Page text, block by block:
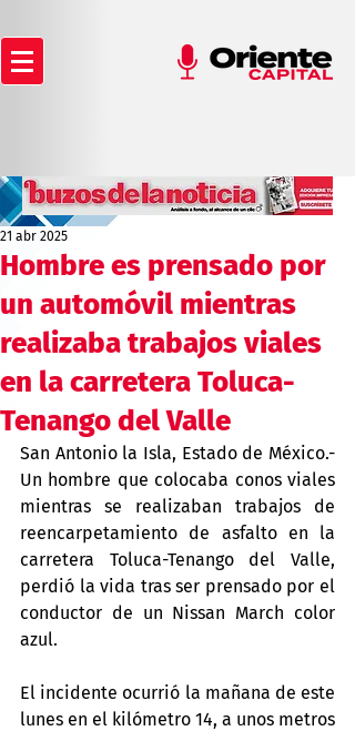
Hombre es prensado por
un automóvil mientras
realizaba trabajos viales
en la carretera Toluca-
Tenango del Valle
21 abr 2025
San Antonio la Isla, Estado de México.-
Un hombre que colocaba conos viales
mientras se realizaban trabajos de
reencarpetamiento de asfalto en la
carretera Toluca-Tenango del Valle,
perdió la vida tras ser prensado por el
conductor de un Nissan March color
azul.
El incidente ocurrió la mañana de este
lunes en el kilómetro 14, a unos metros